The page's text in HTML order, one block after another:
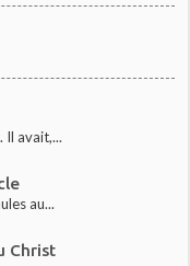
avait,...
au...
Christ